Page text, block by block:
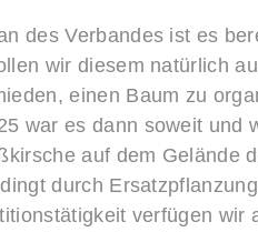
des Verbandes ist es
wir diesem natürlich
einen Baum zu
war es dann soweit und
auf dem Gelände
durch
verfügen wir